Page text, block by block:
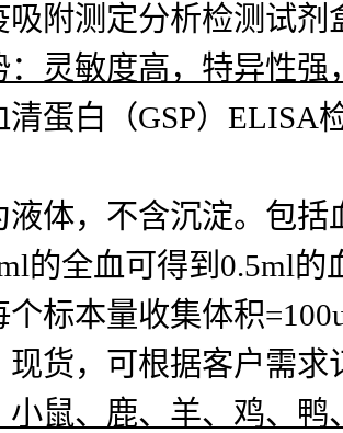
吸附测定分析检测试剂
：灵敏度高，特异性
蛋白（GSP）ELISA
液体，不含沉淀。包
的全血可得到0.5ml的
个标本量收集体积
现货，可根据客户需
小鼠、鹿、羊、鸡、